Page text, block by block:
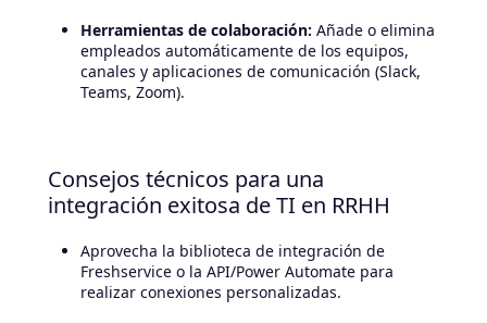
Herramientas de colaboración: Añade o elimina
empleados automáticamente de los equipos,
canales y aplicaciones de comunicación (Slack,
Teams, Zoom).
Consejos técnicos para una
integración exitosa de TI en RRHH
Aprovecha la biblioteca de integración de
Freshservice o la API/Power Automate para
realizar conexiones personalizadas.